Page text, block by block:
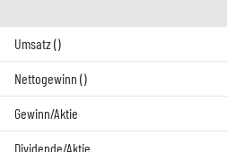
Umsatz ()
Nettogewinn ()
Gewinn/Aktie
Dividende/Aktie